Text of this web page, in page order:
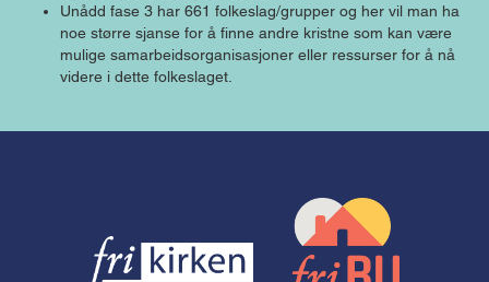
Unådd fase 3 har 661 folkeslag/grupper og her vil man ha
noe større sjanse for å finne andre kristne som kan være
mulige samarbeidsorganisasjoner eller ressurser for å nå
videre i dette folkeslaget.